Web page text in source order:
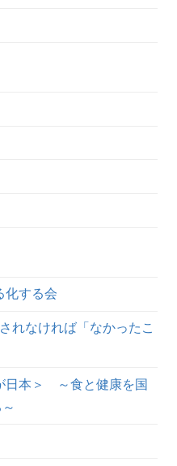
化する会
れなければ「なかったこ
日本＞ ～食と健康を国